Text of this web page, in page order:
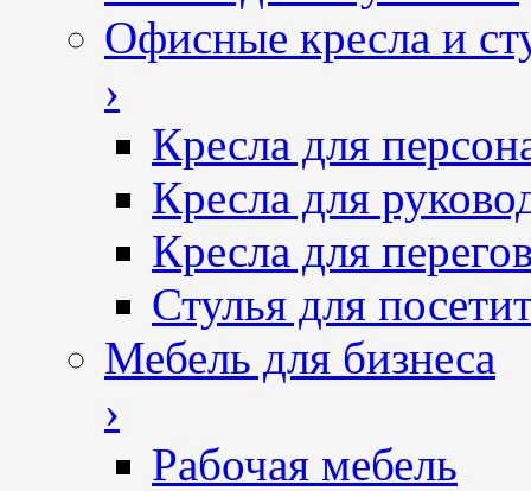
Офисные кресла и
›
Кресла для
Кресла для
Кресла для
Стулья для
Мебель для бизнеса
›
Рабочая мебель